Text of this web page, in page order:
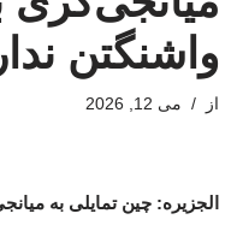
واشنگتن
از می 12, 2026
الجزیره: چین تمایلی به